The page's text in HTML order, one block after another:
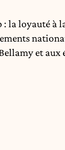
: la loyauté à
et